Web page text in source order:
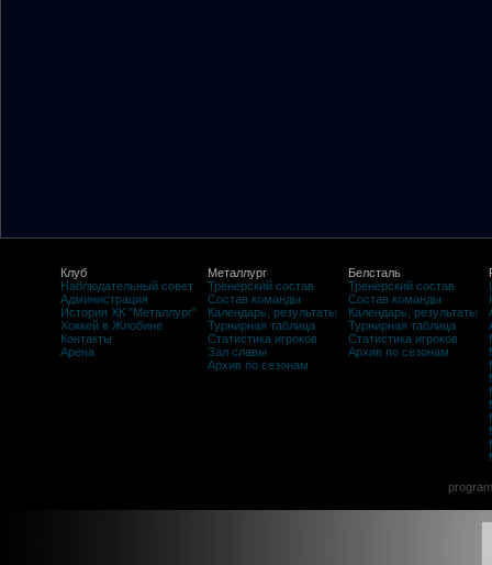
Клуб
Наблюдательный совет
Администрация
История ХК "Металлург"
Хоккей в Жлобине
Контакты
Арена
Металлург
Тренерский состав
Состав команды
Календарь, результаты
Турнирная таблица
Статистика игроков
Зал славы
Архив по сезонам
Белсталь
Тренерский состав
Состав команды
Календарь, результаты
Турнирная таблица
Статистика игроков
Архив по сезонам